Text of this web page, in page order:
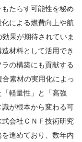
たらす可能性を秘め
による燃費向上や航
果が期待されていま
材料として活用でき
の構築にも貢献する
素材の実用化によっ
軽量性」と「高強
が根本から変わる可
会社ＣＮＦ技術研究
進めており、数年内